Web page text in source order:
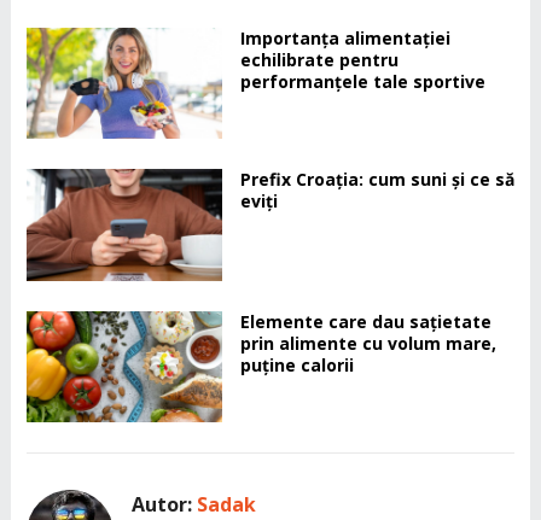
Importanța alimentației
echilibrate pentru
performanțele tale sportive
Prefix Croația: cum suni și ce să
eviți
Elemente care dau sațietate
prin alimente cu volum mare,
puține calorii
Autor: Sadak